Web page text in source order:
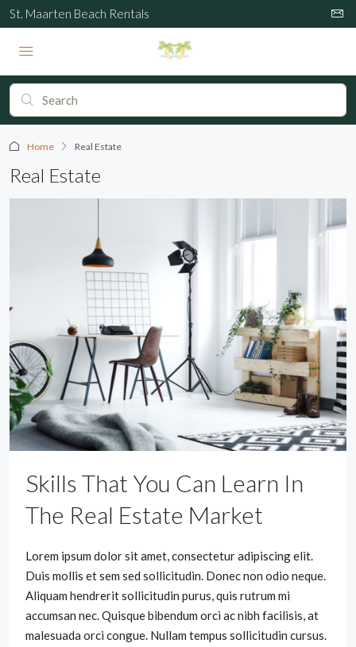
St. Maarten Beach Rentals
Home Real Estate
Real Estate
Skills That You Can Learn In
The Real Estate Market
Lorem ipsum dolor sit amet, consectetur adipiscing elit.
Duis mollis et sem sed sollicitudin. Donec non odio neque.
Aliquam hendrerit sollicitudin purus, quis rutrum mi
accumsan nec. Quisque bibendum orci ac nibh facilisis, at
malesuada orci congue. Nullam tempus sollicitudin cursus.